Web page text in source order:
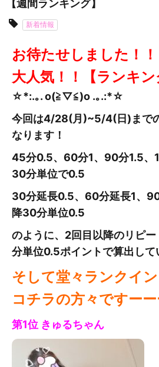
【週間ランキング】
新着情報
お待たせしました！！
大人気！！【ランキン
☆*:.｡. o(≧▽≦)o .｡.:*☆
今回は4/28(月)~5/4(日)まで
なります！
45分0.5、60分1、90分1.5、
30分単位で0.5
30分延長0.5、60分延長1、
降30分単位0.5
のように、2回目以降のリピ
分単位0.5ポイントで算出して
そして堂々ランクイ
コチラの方々ですーー
第1位 きゅるちゃん